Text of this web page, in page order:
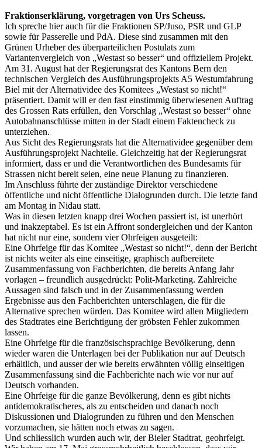
Fraktionserklärung, vorgetragen von Urs Scheuss.
Ich spreche hier auch für die Fraktionen SP/Juso, PSR und GLP
sowie für Passerelle und PdA. Diese sind zusammen mit den
Grünen Urheber des überparteilichen Postulats zum
Variantenvergleich von „Westast so besser“ und offiziellem Projekt.
Am 31. August hat der Regierungsrat des Kantons Bern den
technischen Vergleich des Ausführungsprojekts A5 Westumfahrung
Biel mit der Alternatividee des Komitees „Westast so nicht!“
präsentiert. Damit will er den fast einstimmig überwiesenen Auftrag
des Grossen Rats erfüllen, den Vorschlag „Westast so besser“ ohne
Autobahnanschlüsse mitten in der Stadt einem Faktencheck zu
unterziehen.
Aus Sicht des Regierungsrats hat die Alternatividee gegenüber dem
Ausführungsprojekt Nachteile. Gleichzeitig hat der Regierungsrat
informiert, dass er und die Verantwortlichen des Bundesamts für
Strassen nicht bereit seien, eine neue Planung zu finanzieren.
Im Anschluss führte der zuständige Direktor verschiedene
öffentliche und nicht öffentliche Dialogrunden durch. Die letzte fand
am Montag in Nidau statt.
Was in diesen letzten knapp drei Wochen passiert ist, ist unerhört
und inakzeptabel. Es ist ein Affront sondergleichen und der Kanton
hat nicht nur eine, sondern vier Ohrfeigen ausgeteilt:
Eine Ohrfeige für das Komitee „Westast so nicht!“, denn der Bericht
ist nichts weiter als eine einseitige, graphisch aufbereitete
Zusammenfassung von Fachberichten, die bereits Anfang Jahr
vorlagen – freundlich ausgedrückt: Polit-Marketing. Zahlreiche
Aussagen sind falsch und in der Zusammenfassung werden
Ergebnisse aus den Fachberichten unterschlagen, die für die
Alternative sprechen würden. Das Komitee wird allen Mitgliedern
des Stadtrates eine Berichtigung der gröbsten Fehler zukommen
lassen.
Eine Ohrfeige für die französischsprachige Bevölkerung, denn
wieder waren die Unterlagen bei der Publikation nur auf Deutsch
erhältlich, und ausser der wie bereits erwähnten völlig einseitigen
Zusammenfassung sind die Fachberichte nach wie vor nur auf
Deutsch vorhanden.
Eine Ohrfeige für die ganze Bevölkerung, denn es gibt nichts
antidemokratischeres, als zu entscheiden und danach noch
Diskussionen und Dialogrunden zu führen und den Menschen
vorzumachen, sie hätten noch etwas zu sagen.
Und schliesslich wurden auch wir, der Bieler Stadtrat, geohrfeigt.